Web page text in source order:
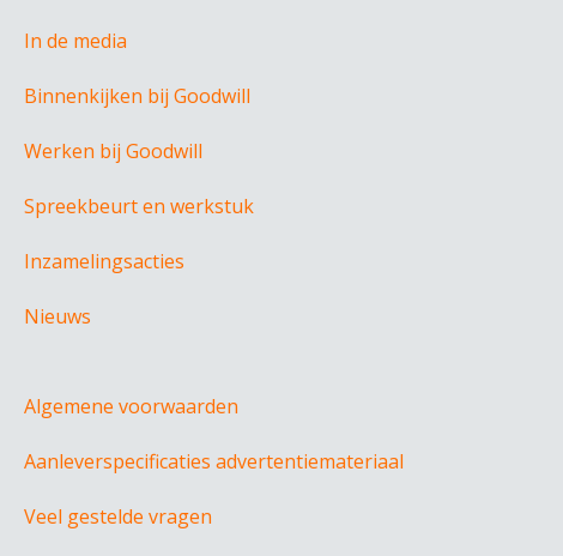
In de media
Binnenkijken bij Goodwill
Werken bij Goodwill
Spreekbeurt en werkstuk
Inzamelingsacties
Nieuws
Algemene voorwaarden
Aanleverspecificaties advertentiemateriaal
Veel gestelde vragen